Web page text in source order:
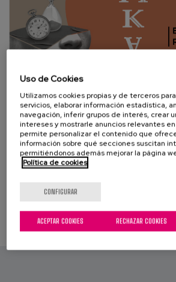
Prensa
Canal de denuncias
Uso de Cookies
Utilizamos cookies propias y de terceros
servicios, elaborar información estadística,
navegación, inferir grupos de interés, crear
intereses y mostrarle anuncios relevantes
permite personalizar el contenido que
información sobre qué secciones suscitan
permitiéndonos además mejorar la página
Política de cookies
CONFIGURAR
RECHAZAR COOKIES
ACEPTAR COOKIES